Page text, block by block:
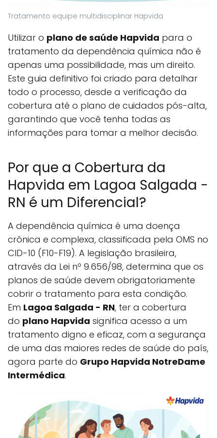
Tratamento equipe multidisciplinar Hapvida
Utilizar o plano de saúde Hapvida para o
tratamento da dependência química não é
apenas uma possibilidade, mas um direito.
Este guia definitivo foi criado para detalhar
todo o processo, desde a verificação da
cobertura até o plano de cuidados pós-alta,
garantindo que você tenha todas as
informações para tomar a melhor decisão.
Por que a Cobertura da
Hapvida em Lagoa Salgada -
RN é um Diferencial?
A dependência química é uma doença
crônica e complexa, classificada pela OMS no
CID-10 (F10-F19). A legislação brasileira,
através da Lei nº 9.656/98, determina que os
planos de saúde devem obrigatoriamente
cobrir o tratamento para esta condição.
Em Lagoa Salgada - RN, ter a cobertura
do plano Hapvida significa acesso a um
tratamento digno e eficaz, com a segurança
de uma das maiores redes de saúde do país,
agora parte do Grupo Hapvida NotreDame
Intermédica.